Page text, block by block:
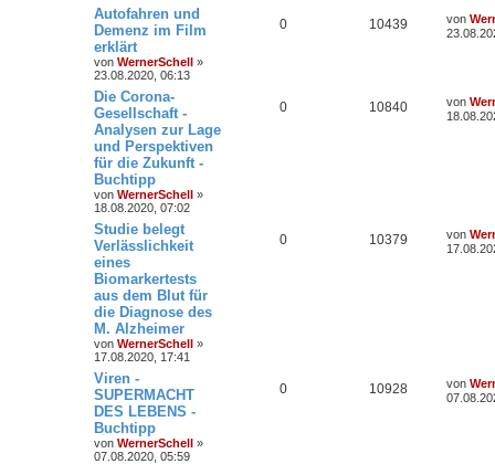
Autofahren und
Demenz im Film
erklärt
von WernerSchell »
23.08.2020, 06:13
0 10439 von
Die Corona-
Gesellschaft -
Analysen zur Lage
und Perspektiven
für die Zukunft -
Buchtipp
von WernerSchell »
18.08.2020, 07:02
0 10840 von
Studie belegt
Verlässlichkeit
eines
Biomarkertests
aus dem Blut für
die Diagnose des
M. Alzheimer
von WernerSchell »
17.08.2020, 17:41
0 10379 von
Viren -
SUPERMACHT
DES LEBENS -
Buchtipp
von WernerSchell »
07.08.2020, 05:59
0 10928 von